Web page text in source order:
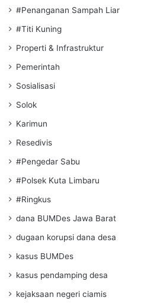
#Penanganan Sampah Liar
#Titi Kuning
Properti & Infrastruktur
Pemerintah
Sosialisasi
Solok
Karimun
Resedivis
#Pengedar Sabu
#Polsek Kuta Limbaru
#Ringkus
dana BUMDes Jawa Barat
dugaan korupsi dana desa
kasus BUMDes
kasus pendamping desa
kejaksaan negeri ciamis